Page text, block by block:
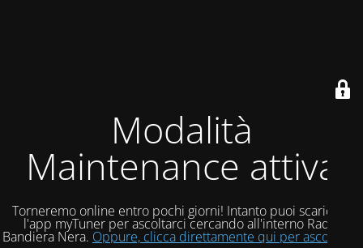
Modalità
Maintenance attiva
Torneremo online entro pochi giorni! Intanto puoi scaricare
l'app myTuner per ascoltarci cercando all'interno Radio
Bandiera Nera. Oppure, clicca direttamente qui per ascoltarci!